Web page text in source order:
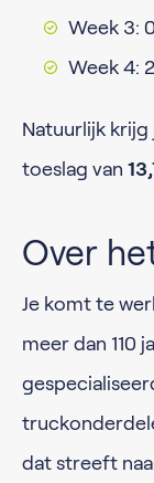
Week 3:
Week 4:
Natuurlijk
toeslag van
Over
Je komt te
meer dan 110
dat streeft